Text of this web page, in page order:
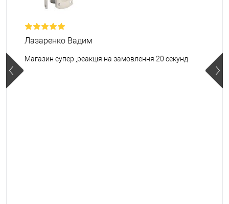
Лазаренко Вадим
Магазин супер ,реакція на замовлення 20 секунд.